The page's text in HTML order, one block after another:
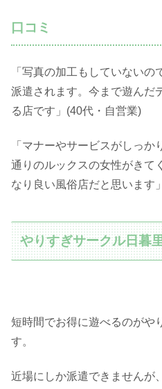
口コミ
「写真の加工もしていない
派遣されます。今まで遊んだ
る店です」(40代・自営業)
「マナーやサービスがしっ
通りのルックスの女性がきて
なり良い風俗店だと思います
やりすぎサークル日暮
短時間でお得に遊べるのがや
す。
近場にしか派遣できませんが